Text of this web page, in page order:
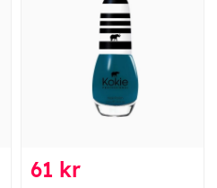
61 kr